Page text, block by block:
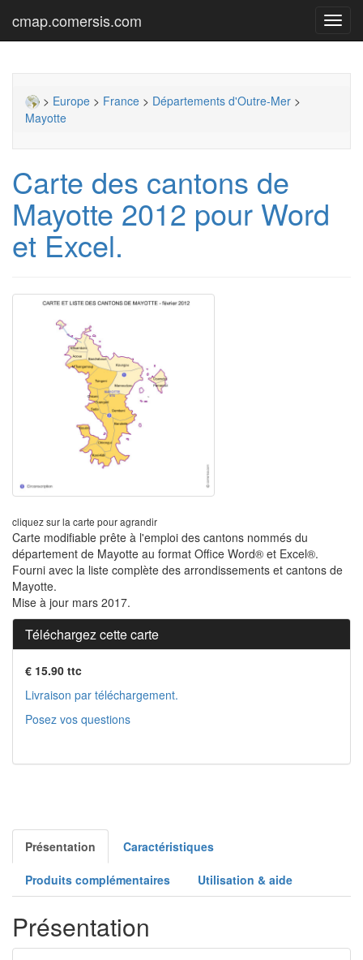
cmap.comersis.com
> Europe > France > Départements d'Outre-Mer >
Mayotte
Carte des cantons de
Mayotte 2012 pour Word
et Excel.
cliquez sur la carte pour agrandir
Carte modifiable prête à l'emploi des cantons nommés du
département de Mayotte au format Office Word® et Excel®.
Fourni avec la liste complète des arrondissements et cantons de
Mayotte.
Mise à jour mars 2017.
Téléchargez cette carte
€ 15.90 ttc
Livraison par téléchargement.
Posez vos questions
Présentation Caractéristiques
Produits complémentaires Utilisation & aide
Présentation